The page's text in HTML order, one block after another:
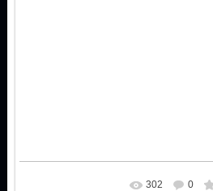
302 0